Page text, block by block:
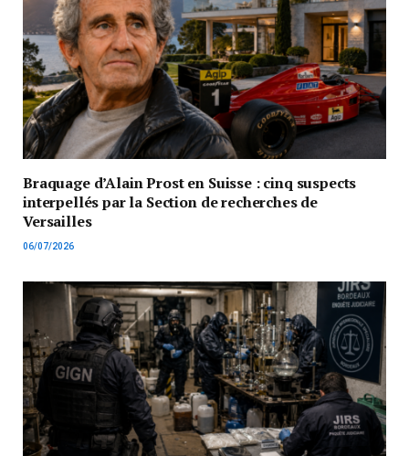
Braquage d’Alain Prost en Suisse : cinq suspects
interpellés par la Section de recherches de
Versailles
06/07/2026